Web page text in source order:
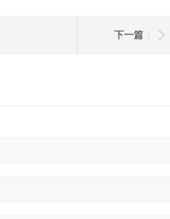
下一篇